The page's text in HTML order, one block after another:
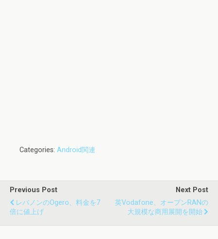
Categories: Android関連
Previous Post
レバノンのOgero、料金を7
倍に値上げ
Next Post
英Vodafone、オープンRANの
大規模な商用展開を開始